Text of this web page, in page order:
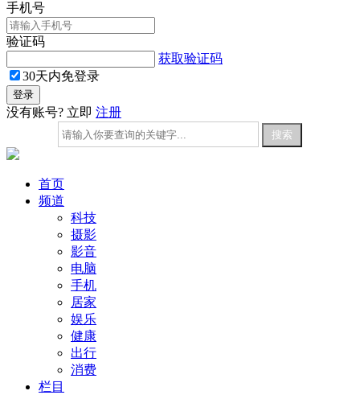
手机号
验证码
获取验证码
30天内免登录
没有账号? 立即 注册
首页
频道
科技
摄影
影音
电脑
手机
居家
娱乐
健康
出行
消费
栏目